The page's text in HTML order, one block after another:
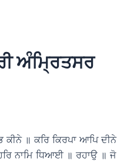
ਅੰਮ੍ਰਿਤਸਰ
॥ ਕਰਿ ਕਿਰਪਾ ਆਪਿ ਦੀਨੇ
ਨਾਮਿ ਧਿਆਈ ॥ ਰਹਾਉ ॥ ਜੋ